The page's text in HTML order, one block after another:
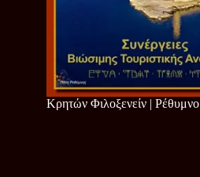
Κρητών Φιλοξενείν | Ρέθυμνο